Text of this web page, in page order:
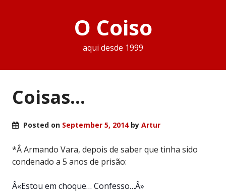
O Coiso
aqui desde 1999
Coisas…
Posted on September 5, 2014by Artur
*Â Armando Vara, depois de saber que tinha sido
condenado a 5 anos de prisão:
Â«Estou em choque… Confesso…Â»